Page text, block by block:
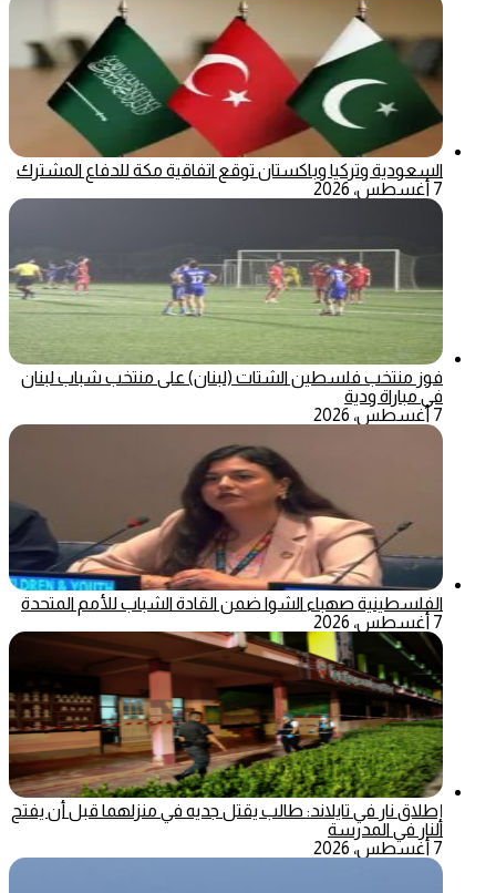
السعودية وتركيا وباكستان توقع اتفاقية مكة للدفاع المشترك
7 أغسطس، 2026
فوز منتخب فلسطين الشتات (لبنان) على منتخب شباب لبنان
في مباراة ودية
7 أغسطس، 2026
الفلسطينية صهباء الشوا ضمن القادة الشباب للأمم المتحدة
7 أغسطس، 2026
إطلاق نار في تايلاند: طالب يقتل جديه في منزلهما قبل أن يفتح
النار في المدرسة
7 أغسطس، 2026